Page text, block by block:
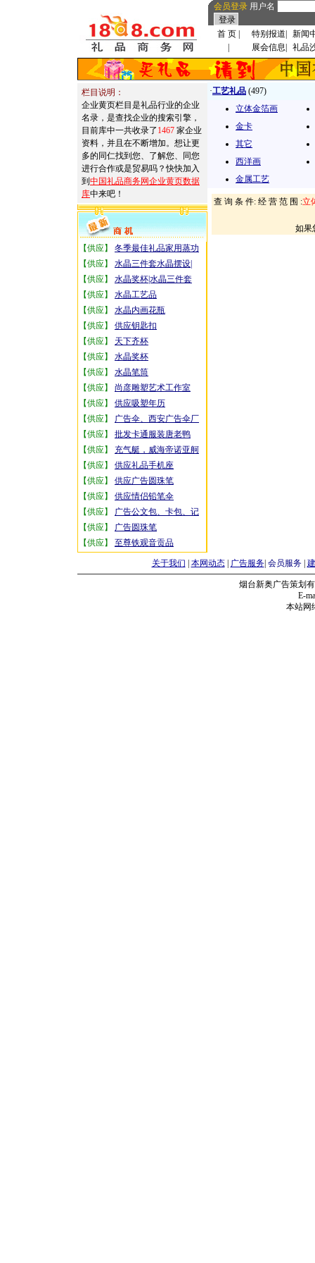
会员登录 用户名
首 页 特别报道
新闻
展会信息 礼品
栏目说明：
企业黄页栏目是礼品行业的企业
名录，是查找企业的搜索引擎，
目前库中一共收录了 1467 家企业
资料，并且在不断增加。想让更
多的同仁找到您、了解您、同您
进行合作或是贸易吗？快快加入
到 中国礼品商务网企业黄页数据
库中来吧！
【供应】
冬季最佳礼品家用蒸功
【供应】
水晶三件套水晶摆设|
【供应】
水晶奖杯|水晶三件套
【供应】
水晶工艺品
【供应】
水晶内画花瓶
【供应】
供应钥匙扣
【供应】
天下齐杯
【供应】
水晶奖杯
【供应】
水晶笔筒
【供应】
尚彦雕塑艺术工作室
【供应】
供应吸塑年历
【供应】
广告伞、西安广告伞厂
【供应】
批发卡通服装唐老鸭
【供应】
充气艇，威海帝诺亚舸
【供应】
供应礼品手机座
【供应】
供应广告圆珠笔
【供应】
供应情侣铅笔伞
【供应】
广告公文包、卡包、记
【供应】
广告圆珠笔
【供应】
至尊铁观音贡品
·工艺礼品 (497)
立体金箔画
金卡
其它
西洋画
金属工艺
查 询 条 件: 经 营 范 围 :立
如果
关于我们 本网动态| 广告服务| 会员服务|
烟台新奥广告策划
E-
本站网